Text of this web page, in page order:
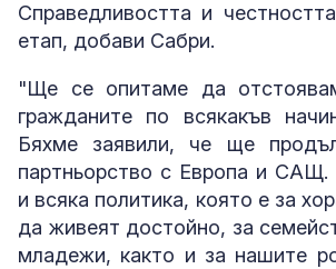
Справедливостта и
етап, добави Сабри.
"Ще се опитаме да
гражданите по всякакъв
Бяхме заявили, че ще
партньорство с Европа и
и всяка политика, която е за
да живеят достойно, за
младежи, както и за нашите